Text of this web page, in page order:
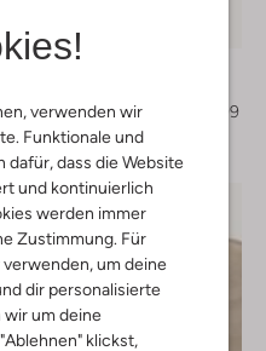
verwenden wir
Funktionale und
dafür, dass die Website
und kontinuierlich
werden immer
Zustimmung. Für
um deine
dir personalisierte
um deine
klickst,
€ 179,95
€ 89,99